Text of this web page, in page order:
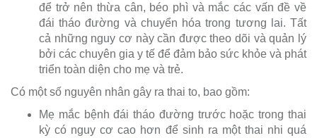
để trở nên thừa cân, béo phì và mắc các vấn đề về
đái tháo đường và chuyển hóa trong tương lai. Tất
cả những nguy cơ này cần được theo dõi và quản lý
bởi các chuyên gia y tế để đảm bảo sức khỏe và phát
triển toàn diện cho mẹ và trẻ.
Có một số nguyên nhân gây ra thai to, bao gồm:
Mẹ mắc bệnh đái tháo đường trước hoặc trong thai
kỳ có nguy cơ cao hơn để sinh ra một thai nhi quá